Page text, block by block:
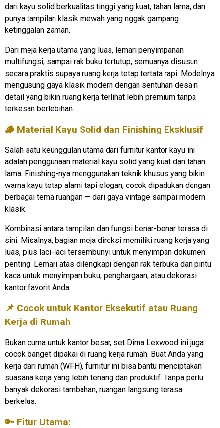
dari kayu solid berkualitas tinggi yang kuat, tahan lama, dan
punya tampilan klasik mewah yang nggak gampang
ketinggalan zaman.
Dari meja kerja utama yang luas, lemari penyimpanan
multifungsi, sampai rak buku tertutup, semuanya disusun
secara praktis supaya ruang kerja tetap tertata rapi. Modelnya
mengusung gaya klasik modern dengan sentuhan desain
detail yang bikin ruang kerja terlihat lebih premium tanpa
terkesan berlebihan.
🪵 Material Kayu Solid dan Finishing Eksklusif
Salah satu keunggulan utama dari furnitur kantor kayu ini
adalah penggunaan material kayu solid yang kuat dan tahan
lama. Finishing-nya menggunakan teknik khusus yang bikin
warna kayu tetap alami tapi elegan, cocok dipadukan dengan
berbagai tema ruangan — dari gaya vintage sampai modern
klasik.
Kombinasi antara tampilan dan fungsi benar-benar terasa di
sini. Misalnya, bagian meja direksi memiliki ruang kerja yang
luas, plus laci-laci tersembunyi untuk menyimpan dokumen
penting. Lemari atas dilengkapi dengan rak terbuka dan pintu
kaca untuk menyimpan buku, penghargaan, atau dekorasi
kantor favorit Anda.
📌 Cocok untuk Kantor Eksekutif atau Ruang
Kerja di Rumah
Bukan cuma untuk kantor besar, set Dima Lexwood ini juga
cocok banget dipakai di ruang kerja rumah. Buat Anda yang
kerja dari rumah (WFH), furnitur ini bisa bantu menciptakan
suasana kerja yang lebih tenang dan produktif. Tanpa perlu
banyak dekorasi tambahan, ruangan langsung terasa
berkelas.
🔑 Fitur Utama: